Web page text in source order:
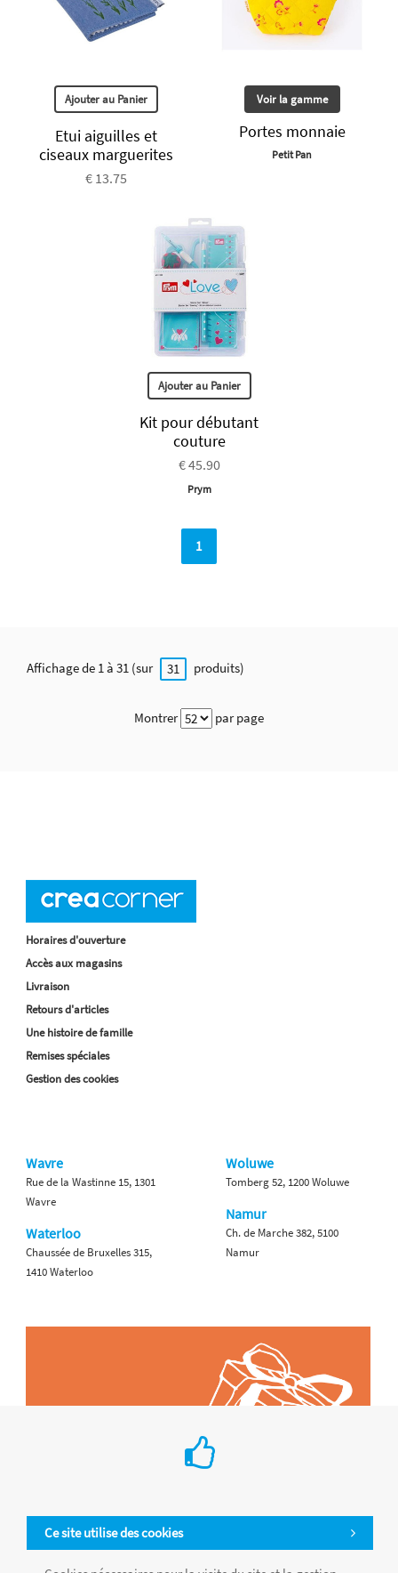
Ajouter au Panier
Etui aiguilles et
ciseaux marguerites
€ 13.75
Voir la gamme
Portes monnaie
Petit Pan
Ajouter au Panier
Kit pour débutant
couture
€ 45.90
Prym
1
Affichage de 1 à 31 (sur 31 produits)
Montrer par page
Ce site utilise des cookies
Horaires d'ouverture
Accès aux magasins
Livraison
Retours d'articles
Une histoire de famille
Remises spéciales
Gestion des cookies
Wavre
Rue de la Wastinne 15, 1301
Wavre
Waterloo
Chaussée de Bruxelles 315,
1410 Waterloo
Woluwe
Tomberg 52, 1200 Woluwe
Namur
Ch. de Marche 382, 5100
Namur